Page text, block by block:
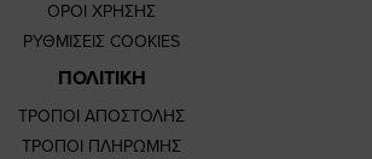
ΟΡΟΙ ΧΡΗΣΗΣ
ΡΥΘΜΙΣΕΙΣ COOKIES
ΠΟΛΙΤΙΚΗ
ΤΡΟΠΟΙ ΑΠΟΣΤΟΛΗΣ
ΤΡΟΠΟΙ ΠΛΗΡΩΜΗΣ